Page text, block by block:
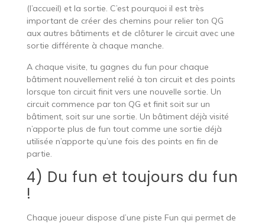
(l’accueil) et la sortie. C’est pourquoi il est très
important de créer des chemins pour relier ton QG
aux autres bâtiments et de clôturer le circuit avec une
sortie différente à chaque manche.
A chaque visite, tu gagnes du fun pour chaque
bâtiment nouvellement relié à ton circuit et des points
lorsque ton circuit finit vers une nouvelle sortie. Un
circuit commence par ton QG et finit soit sur un
bâtiment, soit sur une sortie. Un bâtiment déjà visité
n’apporte plus de fun tout comme une sortie déjà
utilisée n’apporte qu’une fois des points en fin de
partie.
4) Du fun et toujours du fun
!
Chaque joueur dispose d’une piste Fun qui permet de